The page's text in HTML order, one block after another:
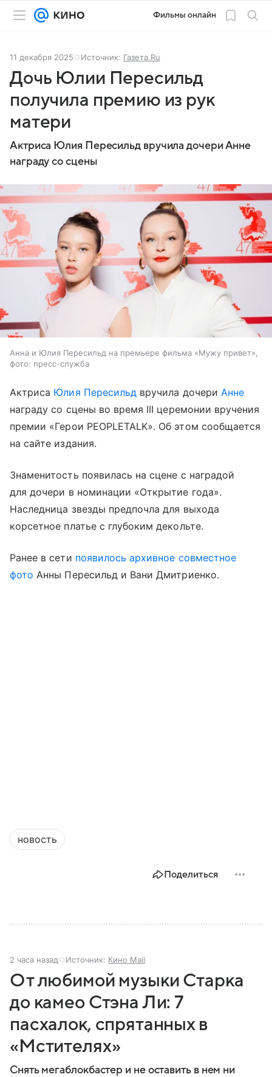
Фильмы онлайн
11 декабря 2025 Источник: Газета.Ru
Дочь Юлии Пересильд
получила премию из рук
матери
Актриса Юлия Пересильд вручила дочери Анне
награду со сцены
Анна и Юлия Пересильд на премьере фильма «Мужу привет»,
фото: пресс-служба
Актриса Юлия Пересильд вручила дочери Анне
награду со сцены во время III церемонии вручения
премии «Герои PEOPLETALK». Об этом сообщается
на сайте издания.
Знаменитость появилась на сцене с наградой
для дочери в номинации «Открытие года».
Наследница звезды предпочла для выхода
корсетное платье с глубоким декольте.
Ранее в сети появилось архивное совместное
фото Анны Пересильд и Вани Дмитриенко.
новость
Поделиться
2 часа назад Источник: Кино Mail
От любимой музыки Старка
до камео Стэна Ли: 7
пасхалок, спрятанных в
«Мстителях»
Снять мегаблокбастер и не оставить в нем ни